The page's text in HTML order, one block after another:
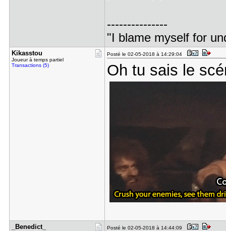
---------------
"I blame myself for
Kikasstou
Joueur à temps partiel
Transactions (5)
Posté le 02-05-2018 à 14:29:04
Oh tu sais le
_Benedict_ Posté le 02-05-2018 à 14:44:09